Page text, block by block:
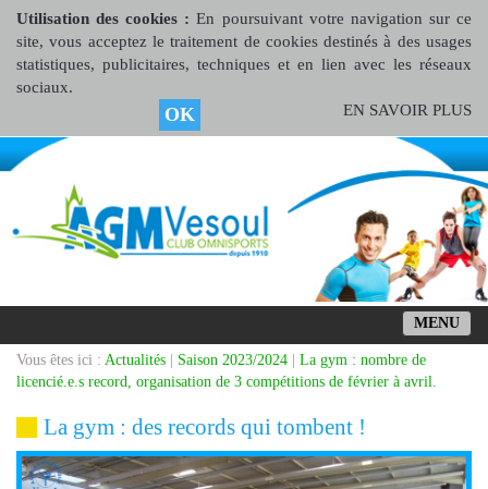
Utilisation des cookies :En poursuivant votre navigation sur ce
site, vous acceptez le traitement de cookies destinés à des usages
statistiques, publicitaires, techniques et en lien avec les réseaux
sociaux.
OK EN SAVOIR PLUS
MENU
Vous êtes ici : Actualités Saison 2023/2024
La gym : nombre de
licencié.e.s record, organisation de 3 compétitions de février à avril.
La gym : des records qui tombent !